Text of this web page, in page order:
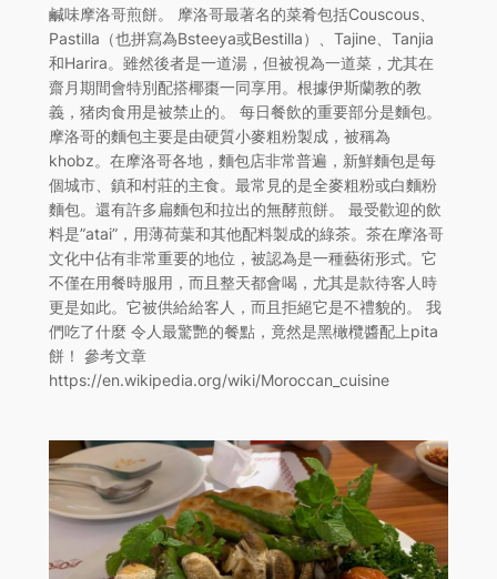
鹹味摩洛哥煎餅。 摩洛哥最著名的菜肴包括Couscous、
Pastilla（也拼寫為Bsteeya或Bestilla）、Tajine、Tanjia
和Harira。雖然後者是一道湯，但被視為一道菜，尤其在
齋月期間會特別配搭椰棗一同享用。根據伊斯蘭教的教
義，猪肉食用是被禁止的。 每日餐飲的重要部分是麵包。
摩洛哥的麵包主要是由硬質小麥粗粉製成，被稱為
khobz。在摩洛哥各地，麵包店非常普遍，新鮮麵包是每
個城市、鎮和村莊的主食。最常見的是全麥粗粉或白麵粉
麵包。還有許多扁麵包和拉出的無酵煎餅。 最受歡迎的飲
料是”atai”，用薄荷葉和其他配料製成的綠茶。茶在摩洛哥
文化中佔有非常重要的地位，被認為是一種藝術形式。它
不僅在用餐時服用，而且整天都會喝，尤其是款待客人時
更是如此。它被供給給客人，而且拒絕它是不禮貌的。 我
們吃了什麼 令人最驚艷的餐點，竟然是黑橄欖醬配上pita
餅！ 參考文章
https://en.wikipedia.org/wiki/Moroccan_cuisine